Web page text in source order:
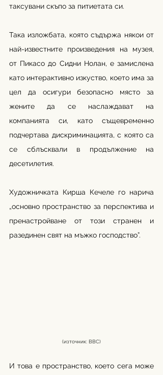
таксувани скъпо за питиетата си.
Така изложбата, която съдържа някои от
най-известните произведения на музея,
от Пикасо до Сидни Нолан, е замислена
като интерактивно изкуство, което има за
цел да осигури безопасно място за
жените да се наслаждават на
компанията си, като същевременно
подчертава дискриминацията, с която са
се сблъсквали в продължение на
десетилетия.
Художничката Кирша Кечеле го нарича
„основно пространство за перспектива и
пренастройване от този странен и
разединен свят на мъжко господство”.
(източник: ВВС)
И това е пространство, което сега може